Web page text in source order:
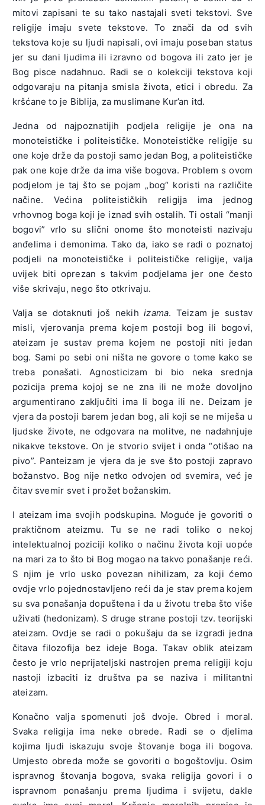
mitovi zapisani te su tako nastajali sveti tekstovi. Sve
religije imaju svete tekstove. To znači da od svih
tekstova koje su ljudi napisali, ovi imaju poseban status
jer su dani ljudima ili izravno od bogova ili zato jer je
Bog pisce nadahnuo. Radi se o kolekciji tekstova koji
odgovaraju na pitanja smisla života, etici i obredu. Za
kršćane to je Biblija, za muslimane Kur’an itd.
Jedna od najpoznatijih podjela religije je ona na
monoteističke i politeističke. Monoteističke religije su
one koje drže da postoji samo jedan Bog, a politeističke
pak one koje drže da ima više bogova. Problem s ovom
podjelom je taj što se pojam „bog“ koristi na različite
načine. Većina politeističkih religija ima jednog
vrhovnog boga koji je iznad svih ostalih. Ti ostali “manji
bogovi” vrlo su slični onome što monoteisti nazivaju
anđelima i demonima. Tako da, iako se radi o poznatoj
podjeli na monoteističke i politeističke religije, valja
uvijek biti oprezan s takvim podjelama jer one često
više skrivaju, nego što otkrivaju.
Valja se dotaknuti još nekihizama. Teizam je sustav
misli, vjerovanja prema kojem postoji bog ili bogovi,
ateizam je sustav prema kojem ne postoji niti jedan
bog. Sami po sebi oni ništa ne govore o tome kako se
treba ponašati. Agnosticizam bi bio neka srednja
pozicija prema kojoj se ne zna ili ne može dovoljno
argumentirano zaključiti ima li boga ili ne. Deizam je
vjera da postoji barem jedan bog, ali koji se ne miješa u
ljudske živote, ne odgovara na molitve, ne nadahnjuje
nikakve tekstove. On je stvorio svijet i onda “otišao na
pivo”. Panteizam je vjera da je sve što postoji zapravo
božanstvo. Bog nije netko odvojen od svemira, već je
čitav svemir svet i prožet božanskim.
I ateizam ima svojih podskupina. Moguće je govoriti o
praktičnom ateizmu. Tu se ne radi toliko o nekoj
intelektualnoj poziciji koliko o načinu života koji uopće
na mari za to što bi Bog mogao na takvo ponašanje reći.
S njim je vrlo usko povezan nihilizam, za koji ćemo
ovdje vrlo pojednostavljeno reći da je stav prema kojem
su sva ponašanja dopuštena i da u životu treba što više
uživati (hedonizam). S druge strane postoji tzv. teorijski
ateizam. Ovdje se radi o pokušaju da se izgradi jedna
čitava filozofija bez ideje Boga. Takav oblik ateizam
često je vrlo neprijateljski nastrojen prema religiji koju
nastoji izbaciti iz društva pa se naziva i militantni
ateizam.
Konačno valja spomenuti još dvoje. Obred i moral.
Svaka religija ima neke obrede. Radi se o djelima
kojima ljudi iskazuju svoje štovanje boga ili bogova.
Umjesto obreda može se govoriti o bogoštovlju. Osim
ispravnog štovanja bogova, svaka religija govori i o
ispravnom ponašanju prema ljudima i svijetu, dakle